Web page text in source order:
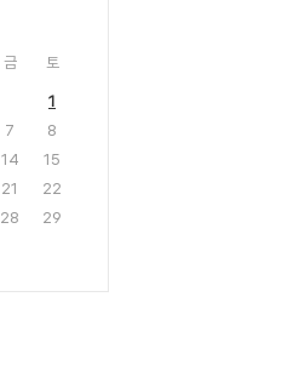
금 토
1
7
8
14
15
21
22
28
29